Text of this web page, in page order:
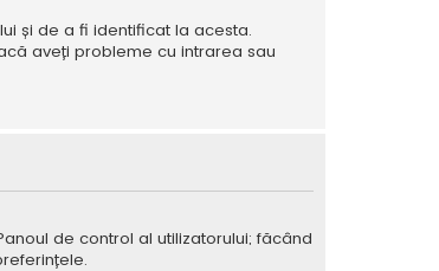
și de a fi identificat la acesta.
aveți probleme cu intrarea sau
de control al utilizatorului; făcând